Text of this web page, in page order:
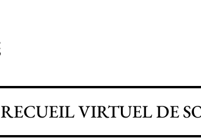
RECUEIL VIRTUEL DE